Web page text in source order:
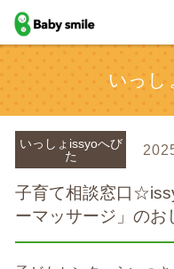
baby smile
いっし
いっしょissyoへび
た
子育て相談窓口
ーマッサージ」のお